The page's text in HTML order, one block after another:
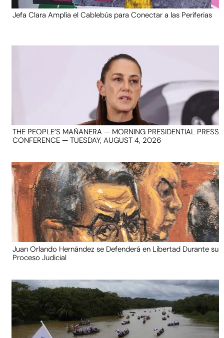
Jefa Clara Amplía el Cablebús para Conectar a las Periferias
THE PEOPLE’S MAÑANERA — MORNING PRESIDENTIAL PRESS
CONFERENCE — TUESDAY, AUGUST 4, 2026
Juan Orlando Hernández se Defenderá en Libertad Durante su
Proceso Judicial